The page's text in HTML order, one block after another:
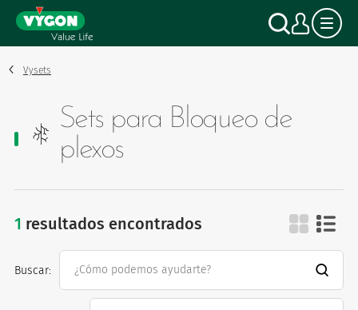
Panel de gestión de cookies
contenido
principal
Buscar
Mi
Vysets
Sets para Bloqueo de
plexos
1 resultados encontrados sets para bloqueo
Buscar: